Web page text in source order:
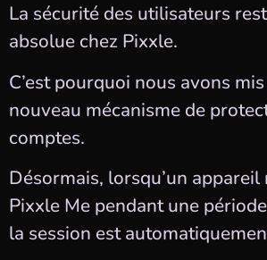
La sécurité des utilisateurs
absolue chez Pixxle.
C’est pourquoi nous avons
nouveau mécanisme de
comptes.
Désormais, lorsqu’un appareil
Pixxle Me pendant une
la session est